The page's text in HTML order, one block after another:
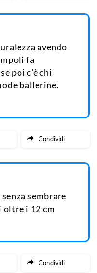
avendo
fa
poi c'è chi
ballerine.
Condividi
sembrare
oltre i 12 cm
Condividi